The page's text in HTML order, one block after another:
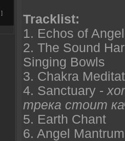
]
Tracklist:
1. Echos of
2. The Sound
Singing Bowls
3. Chakra
4. Sanctuary -
трека стоит
5. Earth Chant
6. Angel Mantrum